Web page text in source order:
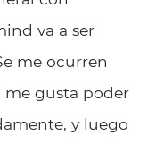
va a ser
me ocurren
me gusta poder
y luego